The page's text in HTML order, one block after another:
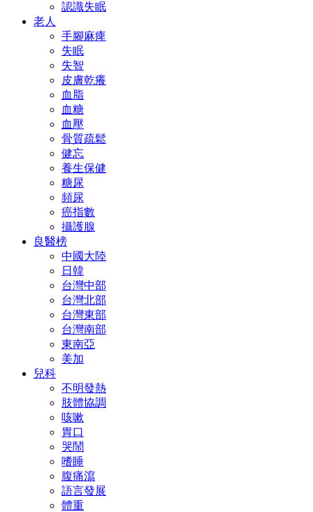
認識失眠
老人
手腳麻痺
失眠
失智
皮膚乾癢
血脂
血糖
血壓
骨質疏鬆
健忘
養生保健
糖尿
頻尿
癌指數
攝護腺
良醫榜
中國大陸
日韓
台灣中部
台灣北部
台灣東部
台灣南部
東南亞
美加
兒科
不明發熱
肢體協調
咳嗽
胃口
哭鬧
嗜睡
腹痛瀉
語言發展
體重